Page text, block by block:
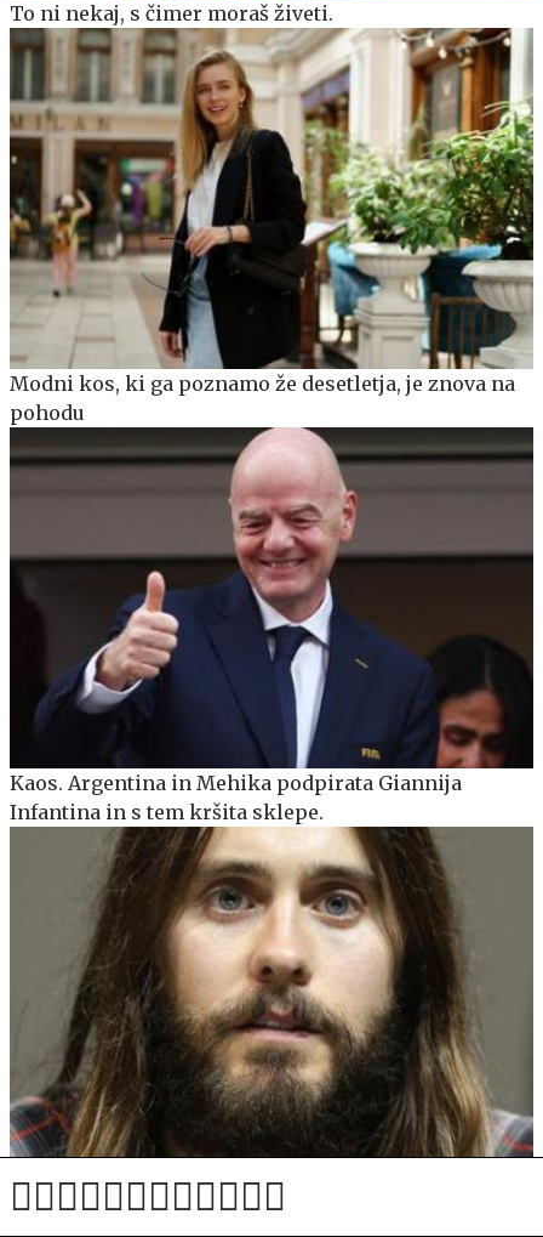
To ni nekaj, s čimer moraš živeti.
Modni kos, ki ga poznamo že desetletja, je znova na
pohodu
Kaos. Argentina in Mehika podpirata Giannija
Infantina in s tem kršita sklepe.
Jared Leto zaradi obtožb o spolnih napadih izgubil
veliko vlogo